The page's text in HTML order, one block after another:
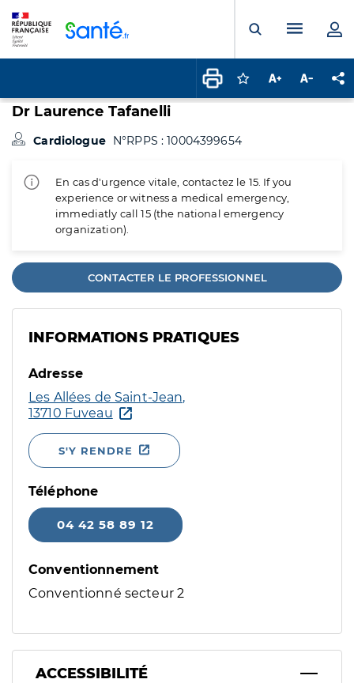
Ouvrir laMenu
Connectez-vous
Augmenter la
Dr Laurence Tafanelli
Cardiologue N°RPPS : 10004399654
En cas d'urgence vitale, contactez le 15. If you
experience or witness a medical emergency,
immediatly call 15 (the national emergency
organization).
CONTACTER LE PROFESSIONNEL
INFORMATIONS PRATIQUES
Adresse
Les Allées de Saint-Jean,
13710 Fuveau
S'Y RENDRE
Téléphone
04 42 58 89 12
Conventionnement
Conventionné secteur 2
ACCESSIBILITÉ